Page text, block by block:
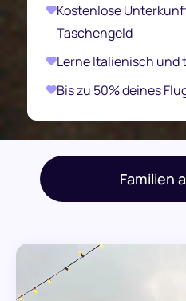
Kostenlose
Taschengeld
Lerne Italienisch und
Bis zu 50% deines
Familien